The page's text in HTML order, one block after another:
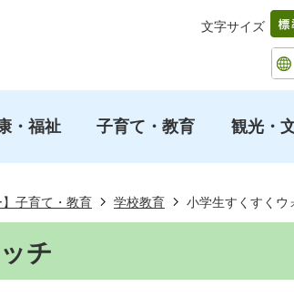
文字サイズ
・福祉 子育て・教育 観光・
】子育て・教育 学校教育 小学生すくすくウ
チ